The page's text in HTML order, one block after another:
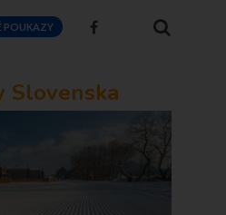
POUKAZY
Slovenska